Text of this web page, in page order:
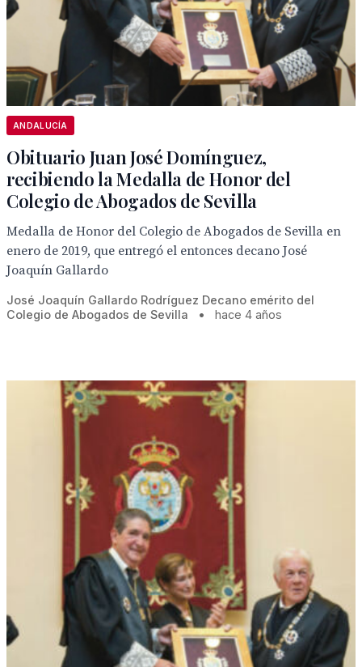
ANDALUCÍA
Obituario Juan José Domínguez,
recibiendo la Medalla de Honor del
Colegio de Abogados de Sevilla
Medalla de Honor del Colegio de Abogados de Sevilla en
enero de 2019, que entregó el entonces decano José
Joaquín Gallardo
José Joaquín Gallardo Rodríguez Decano emérito del
Colegio de Abogados de Sevilla
• hace 4 años